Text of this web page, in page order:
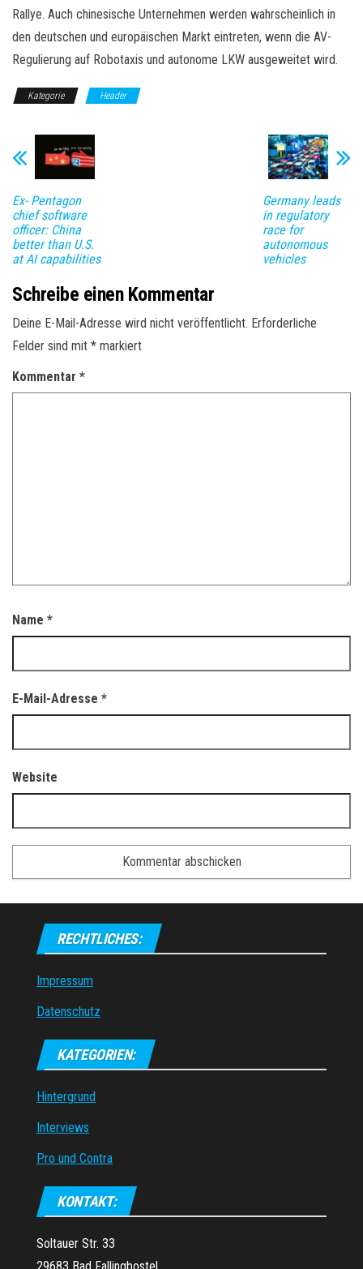
Rallye. Auch chinesische Unternehmen werden wahrscheinlich in
den deutschen und europäischen Markt eintreten, wenn die AV-
Regulierung auf Robotaxis und autonome LKW ausgeweitet wird.
Kategorie Header
Ex- Pentagon
chief software
officer: China
better than U.S.
at AI capabilities
Germany leads
in regulatory
race for
autonomous
vehicles
Schreibe einen Kommentar
Deine E-Mail-Adresse wird nicht veröffentlicht. Erforderliche
Felder sind mit * markiert
Kommentar *
Name *
E-Mail-Adresse *
Website
RECHTLICHES:
Impressum
Datenschutz
KATEGORIEN:
Hintergrund
Interviews
Pro und Contra
KONTAKT:
Soltauer Str. 33